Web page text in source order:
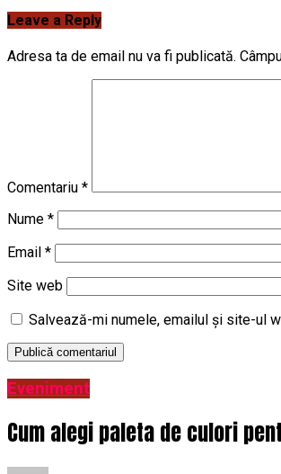
Leave a Reply
Adresa ta de email nu va fi publicată.
Comentariu *
Nume *
Email *
Site web
Salvează-mi numele, emailul și site-ul
Eveniment
Cum alegi paleta de culori